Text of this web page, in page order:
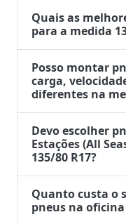
Quais as
para a medida
Posso montar
carga,
diferentes na
Devo escolher
Estações (All
135/80 R17?
Quanto custa o
pneus na